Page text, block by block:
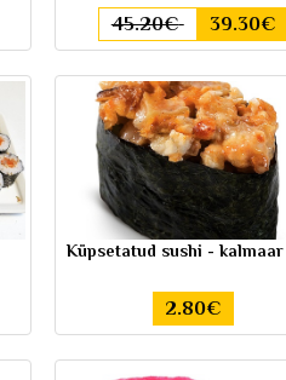
45.20€ 39.30€
Küpsetatud sushi - kalmaar
2.80€